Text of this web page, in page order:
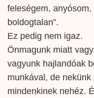
feleségem,
boldogtalan”.
Ez pedig nem igaz.
Önmagunk miatt
vagyunk hajlandóak
munkával, de
mindenkinek nehéz.